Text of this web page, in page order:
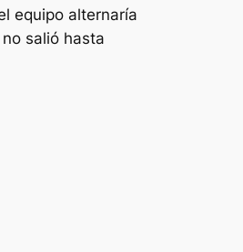
equipo alternaría
salió hasta